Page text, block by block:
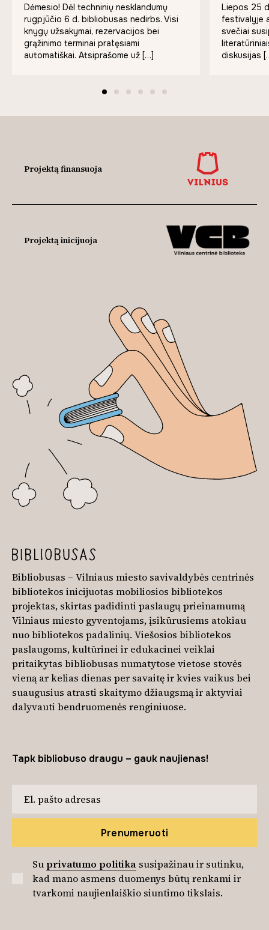
Dėmesio! Dėl techninių nesklandumų
rugpjūčio 6 d. bibliobusas nedirbs. Visi
knygų užsakymai, rezervacijos bei
grąžinimo terminai pratęsiami
automatiškai. Atsiprašome už […]
Liepos 25
festivalyje
svečiai
diskusijas
Projektą finansuoja
Projektą inicijuoja
Bibliobusas – Vilniaus miesto savivaldybės centrinės
bibliotekos inicijuotas mobiliosios bibliotekos
projektas, skirtas padidinti paslaugų prieinamumą
Vilniaus miesto gyventojams, įsikūrusiems atokiau
nuo bibliotekos padalinių. Viešosios bibliotekos
paslaugoms, kultūrinei ir edukacinei veiklai
pritaikytas bibliobusas numatytose vietose stovės
vieną ar kelias dienas per savaitę ir kvies vaikus bei
suaugusius atrasti skaitymo džiaugsmą ir aktyviai
dalyvauti bendruomenės renginiuose.
Tapk bibliobuso draugu – gauk naujienas!
Prenumeruoti
Su privatumo politika susipažinau ir sutinku,
kad mano asmens duomenys būtų renkami ir
tvarkomi naujienlaiškio siuntimo tikslais.